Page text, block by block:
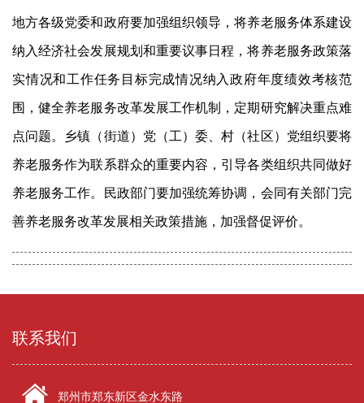
地方各级党委和政府要加强组织领导，将养老服务体系建设
纳入经济社会发展规划和重要议事日程，将养老服务政策落
实情况和工作任务目标完成情况纳入政府年度绩效考核范
围，健全养老服务改革发展工作机制，定期研究解决重点难
点问题。乡镇（街道）党（工）委、村（社区）党组织要将
养老服务作为联系群众的重要内容，引导各类组织共同做好
养老服务工作。民政部门要加强统筹协调，会同有关部门完
善养老服务改革发展相关政策措施，加强督促评价。
联系我们
郑州市郑东新区金水东路